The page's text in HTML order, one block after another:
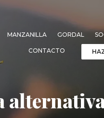
MANZANILLA GORDAL
CONTACTO